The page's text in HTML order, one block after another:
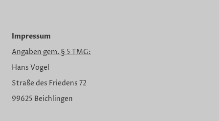
Impressum
Angaben gem. § 5 TMG:
Hans Vogel
Straße des Friedens 72
99625 Beichlingen